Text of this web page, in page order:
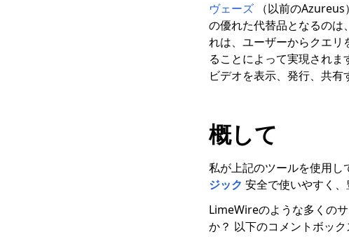
ヴェーズ
（以前の
の優れた代替品となるのは
れは、ユーザーからクエリ
ることによって実現され
ビデオを表示、発行、共
概して
私が上記のツールを使用し
ジック 安全で使いやすく
LimeWireのような多くの
か？ 以下のコメントボック